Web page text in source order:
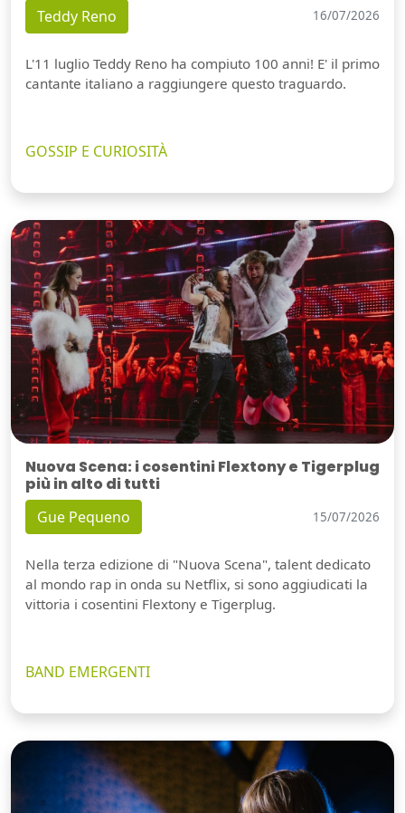
Teddy Reno 16/07/2026
L'11 luglio Teddy Reno ha compiuto 100 anni! E' il primo
cantante italiano a raggiungere questo traguardo.
GOSSIP E CURIOSITÀ
Nuova Scena: i cosentini Flextony e Tigerplug
più in alto di tutti
Gue Pequeno 15/07/2026
Nella terza edizione di "Nuova Scena", talent dedicato
al mondo rap in onda su Netflix, si sono aggiudicati la
vittoria i cosentini Flextony e Tigerplug.
BAND EMERGENTI